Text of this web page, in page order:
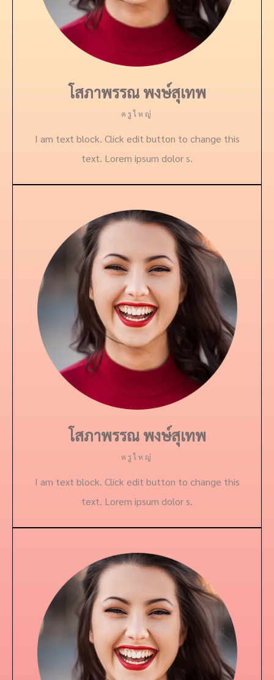
โสภาพรรณ พงษ์สุเทพ
ครูใหญ่
I am text block. Click edit button to change this
text. Lorem ipsum dolor s.
โสภาพรรณ พงษ์สุเทพ
ครูใหญ่
I am text block. Click edit button to change this
text. Lorem ipsum dolor s.